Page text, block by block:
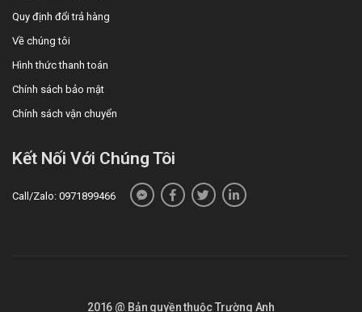
Quy định đổi trả hàng
Về chúng tôi
Hình thức thanh toán
Chính sách bảo mật
Chính sách vận chuyển
Kết Nối Với Chúng Tôi
Call/Zalo: 0971899466
2016 @ Bản quyền thuộc Trường Anh